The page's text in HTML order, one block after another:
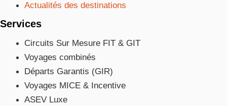
Actualités des destinations
Services
Circuits Sur Mesure FIT & GIT
Voyages combinés
Départs Garantis (GIR)
Voyages MICE & Incentive
ASEV Luxe